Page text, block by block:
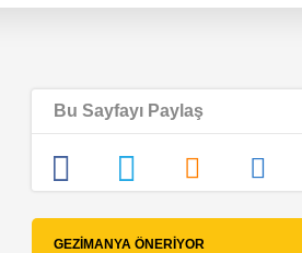
Bu Sayfayı Paylaş
GEZIMANYA ÖNERIYOR